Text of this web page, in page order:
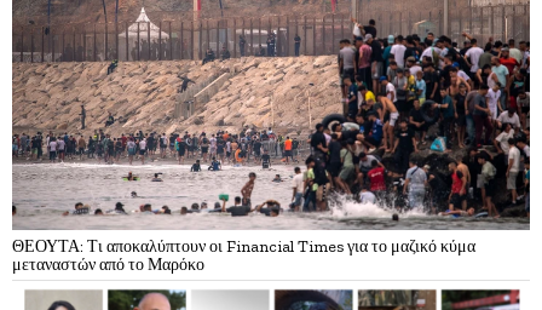
ΘΕΟΥΤΑ: Τι αποκαλύπτουν οι Financial Times για το μαζικό κύμα
μεταναστών από το Μαρόκο